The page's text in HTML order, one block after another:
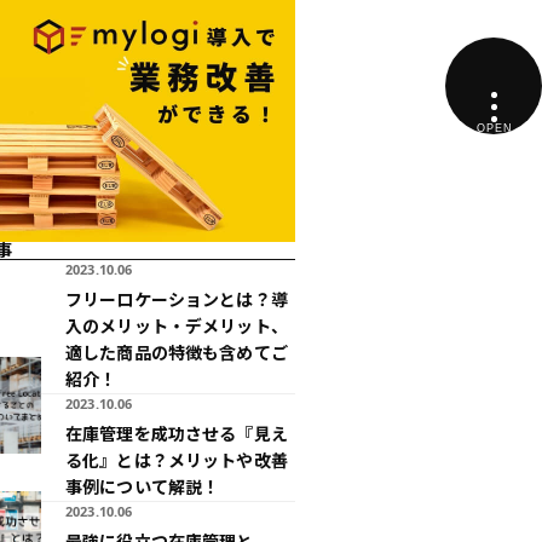
2023.10.06
フリーロケーションとは？導
入のメリット・デメリット、
適した商品の特徴も含めてご
紹介！
2023.10.06
在庫管理を成功させる『見え
る化』とは？メリットや改善
事例について解説！
2023.10.06